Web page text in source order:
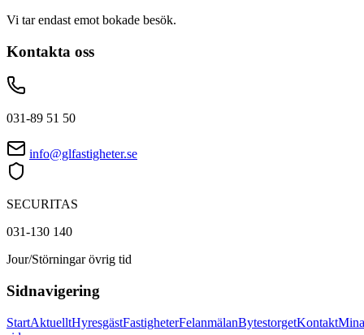
Vi tar endast emot bokade besök.
Kontakta oss
031-89 51 50
info@glfastigheter.se
SECURITAS
031-130 140
Jour/Störningar övrig tid
Sidnavigering
StartAktuelltHyresgästFastigheterFelanmälanBytestorgetKontaktMina